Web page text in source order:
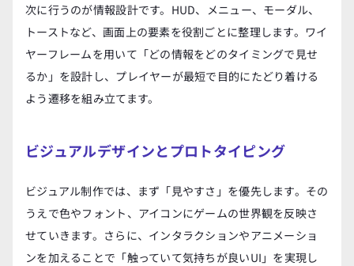
次に行うのが情報設計です。HUD、メニュー、モーダル、
トーストなど、画面上の要素を役割ごとに整理します。ワイ
ヤーフレームを用いて「どの情報をどのタイミングで見せ
るか」を設計し、プレイヤーが最短で目的にたどり着ける
よう遷移を組み立てます。
ビジュアルデザインとプロトタイピング
ビジュアル制作では、まず「見やすさ」を優先します。その
うえで色やフォント、アイコンにゲームの世界観を反映さ
せていきます。さらに、インタラクションやアニメーショ
ンを加えることで「触っていて気持ちが良いUI」を実現し